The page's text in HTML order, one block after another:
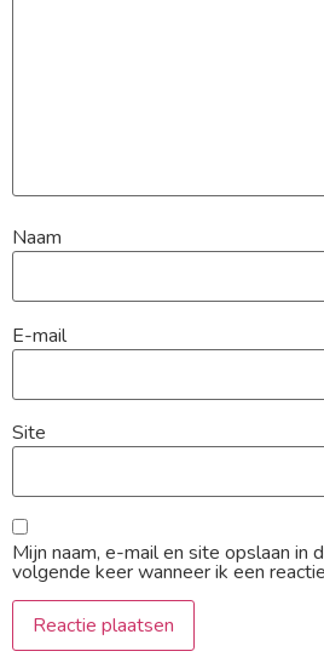
Naam
E-mail
Site
Mijn naam, e-mail en site opslaan in
volgende keer wanneer ik een